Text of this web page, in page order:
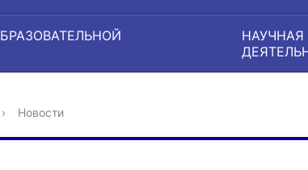
НАУЧНАЯ
› Новости